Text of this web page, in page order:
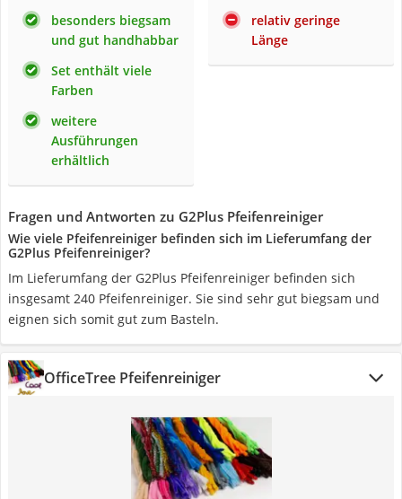
besonders biegsam
und gut handhabbar
Set enthält viele
Farben
weitere
Ausführungen
erhältlich
relativ geringe
Länge
Fragen und Antworten zu G2Plus Pfeifenreiniger
Wie viele Pfeifenreiniger befinden sich im Lieferumfang der
G2Plus Pfeifenreiniger?
Im Lieferumfang der G2Plus Pfeifenreiniger befinden sich
insgesamt 240 Pfeifenreiniger. Sie sind sehr gut biegsam und
eignen sich somit gut zum Basteln.
OfficeTree Pfeifenreiniger